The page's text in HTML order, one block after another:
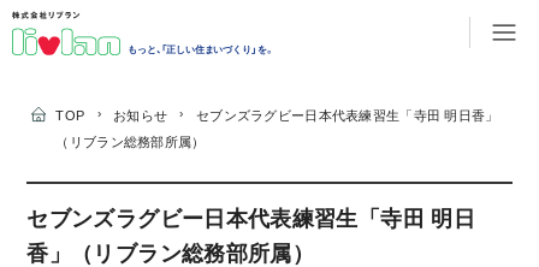
もっと、「正しい住まいづくり」を。
TOP › お知らせ ›
セブンズラグビー日本代表練習生「寺田 明日香」
（リブラン総務部所属）
セブンズラグビー日本代表練習生「寺田 明日
香」（リブラン総務部所属）